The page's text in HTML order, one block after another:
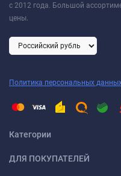
с 2012 года. Большой
цены.
Политика персональных
Категории
ДЛЯ ПОКУПАТЕЛЕЙ